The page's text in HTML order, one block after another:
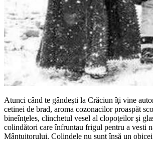
Atunci când te gândeşti la Crăciun îţi vine
cetinei de brad, aroma cozonacilor proaspăt
bineînţeles, clinchetul vesel al clopoţeilor şi
colindători care înfruntau frigul pentru a vesti
Mântuitorului. Colindele nu sunt însă un